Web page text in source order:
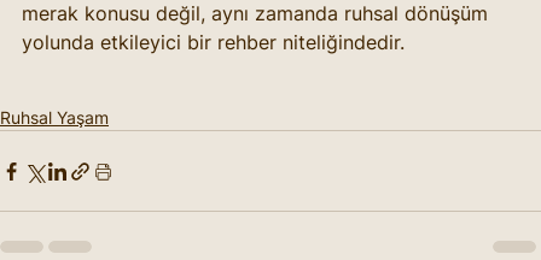
merak konusu değil, aynı zamanda ruhsal dönüşüm
yolunda etkileyici bir rehber niteliğindedir.
Ruhsal Yaşam